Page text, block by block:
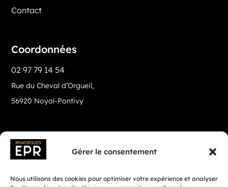
Gérer le consentement
Nous utilisons des cookies pour optimiser votre expérience et analyser
Contact
Coordonnées
02 97 79 14 54
Rue du Cheval d’Orgueil,
56920 Noyal-Pontivy